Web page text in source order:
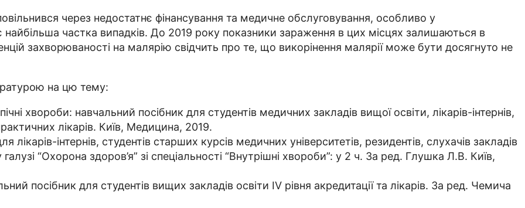
через недостатнє фінансування та медичне обслуговування, особливо у
частка випадків. До 2019 року показники зараження в цих місцях залишаються в
захворюваності на малярію свідчить про те, що викорінення малярії може бути досягнуто не
на цю тему:
хвороби: навчальний посібник для студентів медичних закладів вищої освіти, лікарів-інтернів,
лікарів. Київ, Медицина, 2019.
лікарів-інтернів, студентів старших курсів медичних університетів, резидентів, слухачів закладів
“Охорона здоров’я” зі спеціальності “Внутрішні хвороби”: у 2 ч. За ред. Глушка Л.В. Київ,
посібник для студентів вищих закладів освіти IV рівня акредитації та лікарів. За ред. Чемича